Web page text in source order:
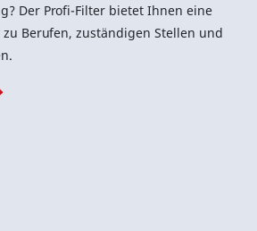
Der Profi-Filter bietet Ihnen eine
Berufen, zuständigen Stellen und